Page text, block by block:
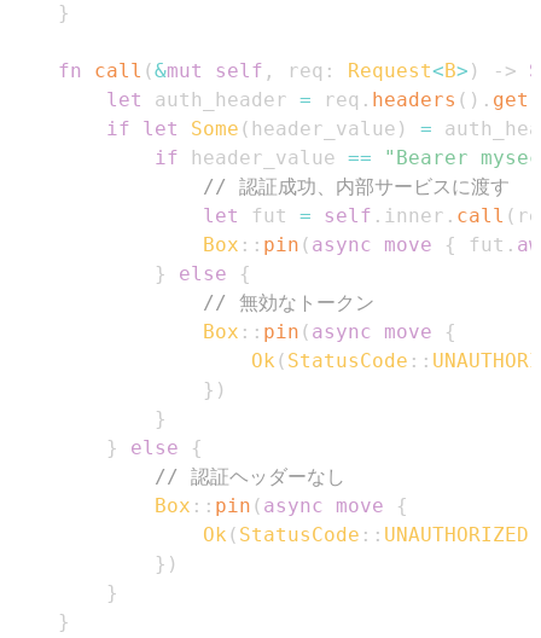
}
fn call (&mut self , req : Request< B> ) ->
let
auth_header = req . headers ( ) . get
if
let Some ( header_value ) =
if header_value ==
"Bearer
// 認証成功、内部サービスに渡す
let
fut = self . inner . call (
Box :: pin ( async move { fut .
}
else
{
// 無効なトークン
Box :: pin ( async move
{
Ok ( StatusCode ::
} )
}
}
else
{
// 認証ヘッダーなし
Box :: pin ( async move
{
Ok ( StatusCode :: UNAUTHORIZED
} )
}
}